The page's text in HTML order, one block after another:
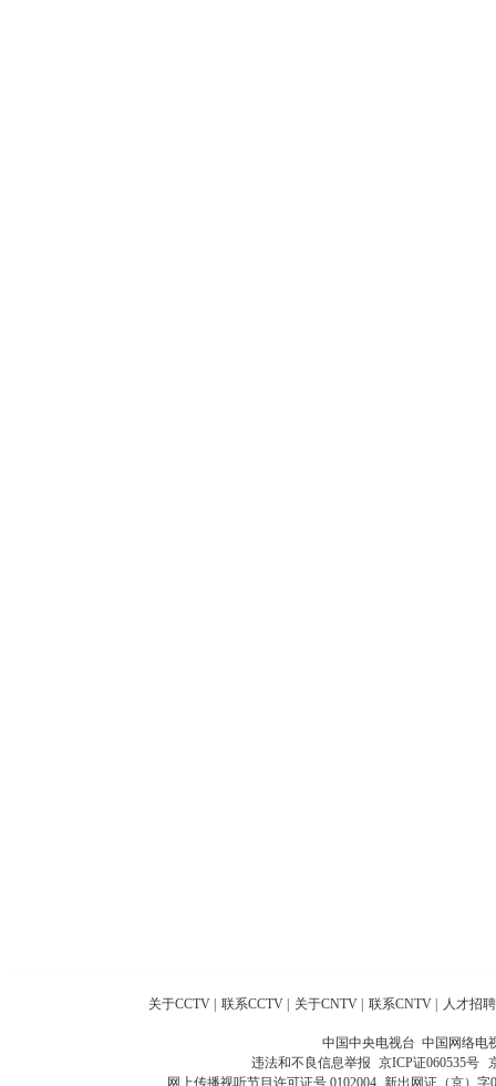
关于CCTV 联系CCTV 关于CNTV 联系CNTV 人才招聘
中国中央电视台 中国网络电
违法和不良信息举报 京ICP证060535号
网上传播视听节目许可证号 0102004 新出网证（京）